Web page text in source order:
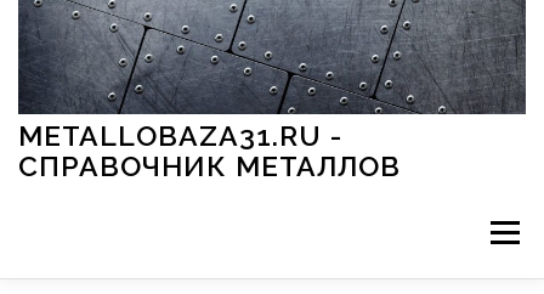
Перейти к содержимому
METALLOBAZA31.RU -
СПРАВОЧНИК МЕТАЛЛОВ
Меню